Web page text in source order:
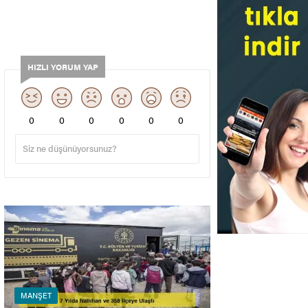
HIZLI YORUM YAP
0 0 0 0 0 0
MANŞET